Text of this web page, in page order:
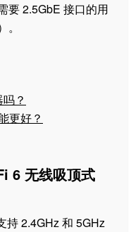
要 2.5GbE 接口的用
？
更好？
6 无线吸顶式
持 2.4GHz 和 5GHz